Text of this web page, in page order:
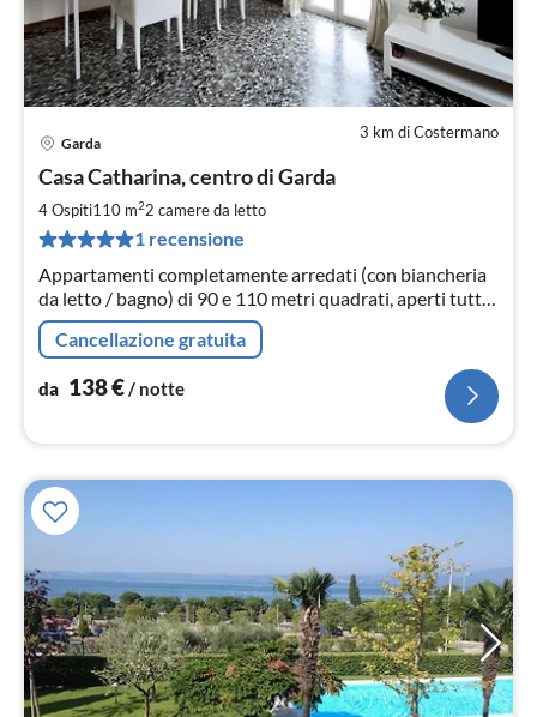
3 km di Costermano
Garda
Casa Catharina, centro di Garda
4 Ospiti110 m22 camere da letto
1 recensione
Appartamenti completamente arredati (con biancheria
da letto / bagno) di 90 e 110 metri quadrati, aperti tutto
l'anno, nel centro di Garda. Circon
Cancellazione gratuita
da 138€/ notte